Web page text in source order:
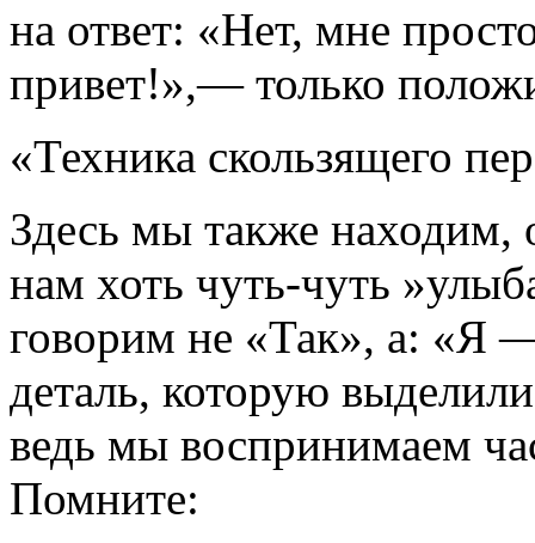
на ответ: «Нет, мне
привет!»,— только
«Техника скользящего
Здесь мы также находим,
нам хоть чуть-чуть
говорим не «Так», а:
деталь, которую
ведь мы воспринимаем
Помните: